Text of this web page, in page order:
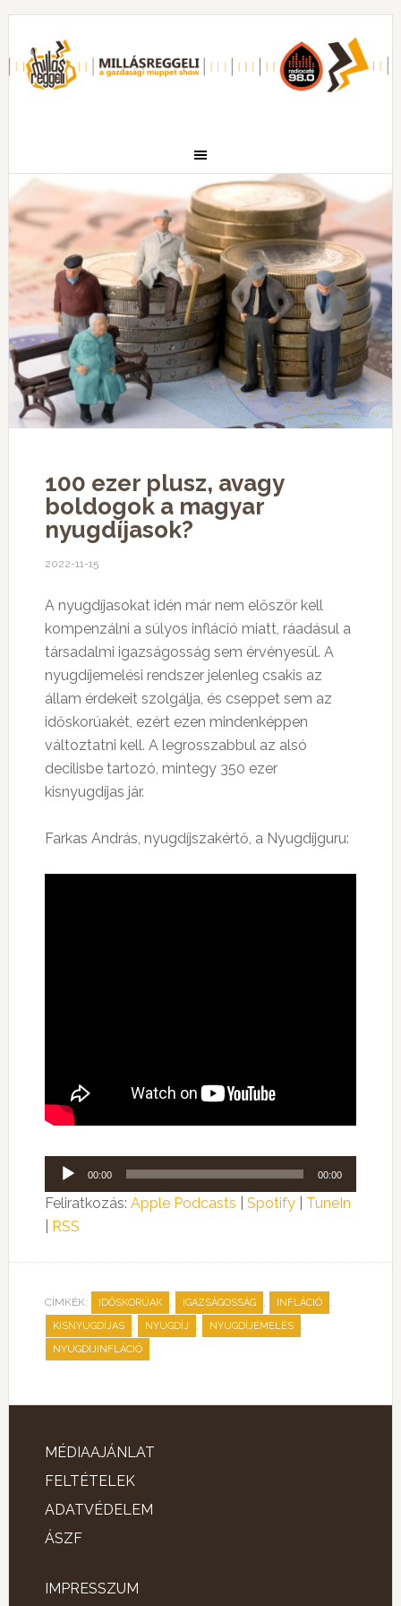
100 ezer plusz, avagy
boldogok a magyar
nyugdíjasok?
2022-11-15
A nyugdíjasokat idén már nem először kell
kompenzálni a súlyos infláció miatt, ráadásul a
társadalmi igazságosság sem érvényesül. A
nyugdíjemelési rendszer jelenleg csakis az
állam érdekeit szolgálja, és cseppet sem az
időskorúakét, ezért ezen mindenképpen
változtatni kell. A legrosszabbul az alsó
decilisbe tartozó, mintegy 350 ezer
kisnyugdíjas jár.
Farkas András, nyugdíjszakértő, a Nyugdíjguru:
Audió
lejátszó
00:00 00:00
Feliratkozás: Apple Podcasts Spotify| TuneIn
RSS
CÍMKÉK: IDŐSKORÚAK , IGAZSÁGOSSÁG , INFLÁCIÓ ,
KISNYUGDÍJAS , NYUGDÍJ , NYUGDÍJEMELÉS ,
NYUGDÍJINFLÁCIÓ
MÉDIAAJÁNLAT
FELTÉTELEK
ADATVÉDELEM
ÁSZF
IMPRESSZUM